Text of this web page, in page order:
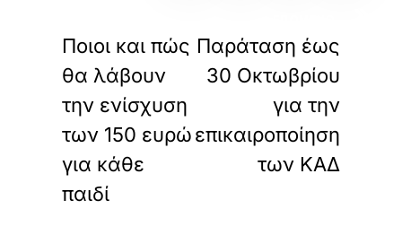
Ποιοι και πώς
θα λάβουν
την ενίσχυση
των 150 ευρώ
για κάθε
παιδί
Παράταση έως
30 Οκτωβρίου
για την
επικαιροποίηση
των ΚΑΔ